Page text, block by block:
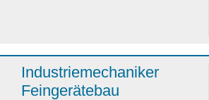
Industriemechaniker
Feingerätebau